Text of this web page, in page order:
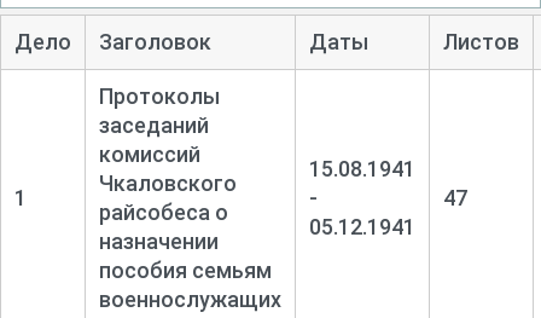
Дело Заголовок Даты Листов
1
Протоколы
заседаний
комиссий
Чкаловского
райсобеса о
назначении
пособия семьям
военнослужащих
15.08.1941
-
05.12.1941
47